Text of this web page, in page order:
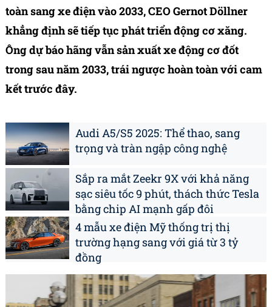
toàn sang xe điện vào 2033, CEO Gernot Döllner
khẳng định sẽ tiếp tục phát triển động cơ xăng.
Ông dự báo hãng vẫn sản xuất xe động cơ đốt
trong sau năm 2033, trái ngược hoàn toàn với cam
kết trước đây.
Audi A5/S5 2025: Thể thao, sang
trọng và tràn ngập công nghệ
Sắp ra mắt Zeekr 9X với khả năng
sạc siêu tốc 9 phút, thách thức Tesla
bằng chip AI mạnh gấp đôi
4 mẫu xe điện Mỹ thống trị thị
trường hạng sang với giá từ 3 tỷ
đồng